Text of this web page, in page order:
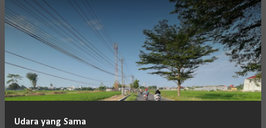
Udara yang Sama